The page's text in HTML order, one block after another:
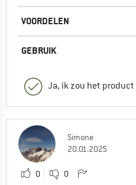
VOORDELEN
GEBRUIK
Ja, ik zou het
Simone
20.01.2025
0 0